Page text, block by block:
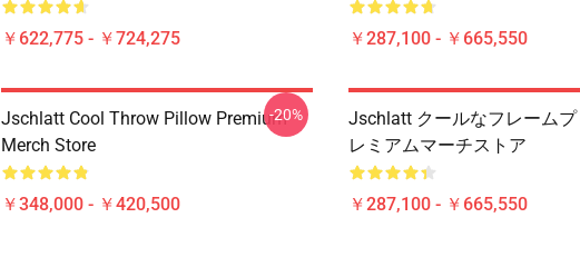
￥622,775 - ￥724,275 ￥287,100 - ￥665,550
Jschlatt Cool Throw Pillow Premium
Merch Store
￥348,000 - ￥420,500
-20%
Jschlatt クールなフレーム
レミアムマーチストア
￥287,100 - ￥665,550